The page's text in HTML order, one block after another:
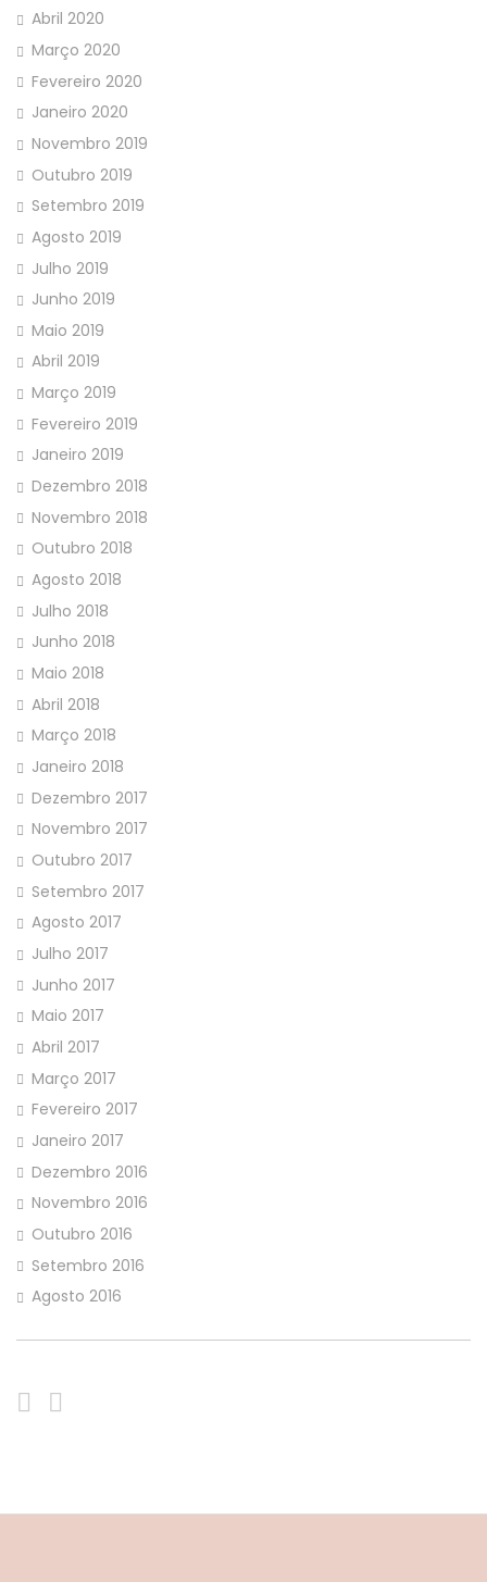
Abril 2020
Março 2020
Fevereiro 2020
Janeiro 2020
Novembro 2019
Outubro 2019
Setembro 2019
Agosto 2019
Julho 2019
Junho 2019
Maio 2019
Abril 2019
Março 2019
Fevereiro 2019
Janeiro 2019
Dezembro 2018
Novembro 2018
Outubro 2018
Agosto 2018
Julho 2018
Junho 2018
Maio 2018
Abril 2018
Março 2018
Janeiro 2018
Dezembro 2017
Novembro 2017
Outubro 2017
Setembro 2017
Agosto 2017
Julho 2017
Junho 2017
Maio 2017
Abril 2017
Março 2017
Fevereiro 2017
Janeiro 2017
Dezembro 2016
Novembro 2016
Outubro 2016
Setembro 2016
Agosto 2016